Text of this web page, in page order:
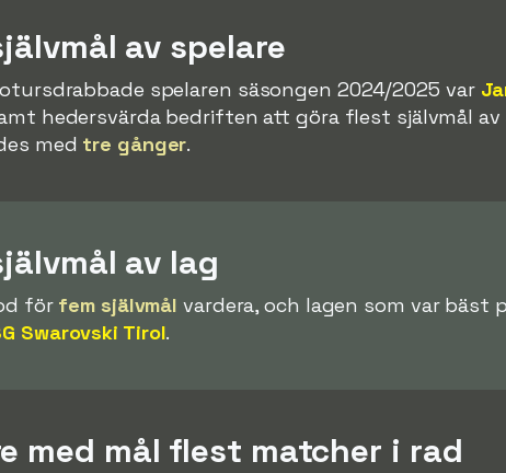
av spelare
spelaren säsongen 2024/2025 var
hedersvärda bedriften att göra flest självmål av
med tre gånger.
av lag
för fem självmål vardera, och lagen som var bäst
Swarovski Tirol.
med mål flest matcher i rad